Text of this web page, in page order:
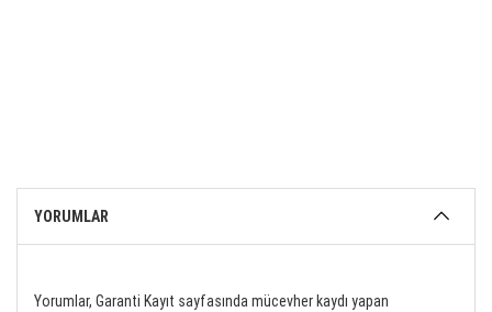
YORUMLAR
Yorumlar, Garanti Kayıt sayfasında mücevher kaydı yapan